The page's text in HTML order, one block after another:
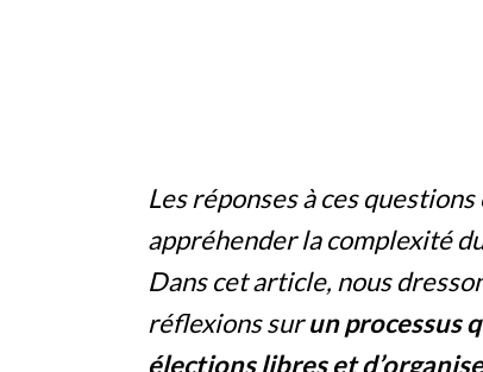
Les réponses à ces
appréhender la complexité
Dans cet article, nous
réflexions surun processus
élections libres et